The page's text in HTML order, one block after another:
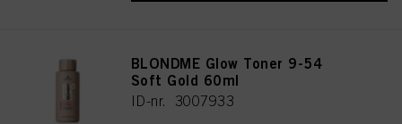
BLONDME Glow Toner 9-54
Soft Gold 60ml
ID-nr. 3007933